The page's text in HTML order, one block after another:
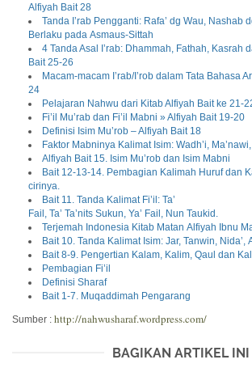
Alfiyah Bait 28
Tanda I’rab Pengganti: Rafa’ dg Wau, Nashab
Berlaku pada Asmaus-Sittah
4 Tanda Asal I’rab: Dhammah, Fathah, Kasrah
Bait 25-26
Macam-macam I’rab/I’rob dalam Tata Bahasa
24
Pelajaran Nahwu dari Kitab Alfiyah Bait ke 21-
Fi’il Mu’rab dan Fi’il Mabni » Alfiyah Bait 19-20
Definisi Isim Mu’rob – Alfiyah Bait 18
Faktor Mabninya Kalimat Isim: Wadh’i,
Alfiyah Bait 15. Isim Mu’rob dan Isim Mabni
Bait 12-13-14. Pembagian Kalimah Huruf dan
cirinya.
Bait 11. Tanda Kalimat Fi’il: Ta’
Fail, Ta’ Ta’nits Sukun, Ya’ Fail, Nun Taukid.
Terjemah Indonesia Kitab Matan Alfiyah Ibnu
Bait 10. Tanda Kalimat Isim: Jar, Tanwin, Nida’,
Bait 8-9. Pengertian Kalam, Kalim, Qaul dan
Pembagian Fi’il
Definisi Sharaf
Bait 1-7. Muqaddimah Pengarang
Sumber : http://nahwusharaf.wordpress.com/
BAGIKAN ARTIKEL INI